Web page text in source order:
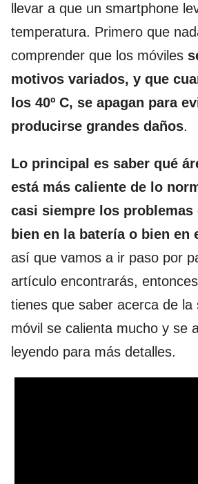
llevar a que un smartphone
temperatura. Primero que
comprender que los móviles
motivos variados, y que
los 40º C, se apagan para
producirse grandes daños.
Lo principal es saber qué
está más caliente de lo
casi siempre los problemas
bien en la batería o bien en
así que vamos a ir paso por
artículo encontrarás,
tienes que saber acerca de la
móvil se calienta mucho y se
leyendo para más detalles.